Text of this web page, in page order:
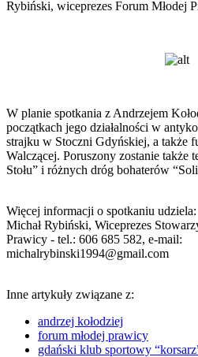
Rybiński, wiceprezes Forum Młodej
W planie spotkania z Andrzejem
początkach jego działalności w
strajku w Stoczni Gdyńskiej, a także
Walczącej. Poruszony zostanie także
Stołu” i różnych dróg bohaterów
Więcej informacji o spotkaniu udziela:
Michał Rybiński, Wiceprezes
Prawicy - tel.: 606 685 582, e-mail:
michalrybinski1994@gmail.com
Inne artykuły związane z:
andrzej kołodziej
forum młodej prawicy
gdański klub sportowy